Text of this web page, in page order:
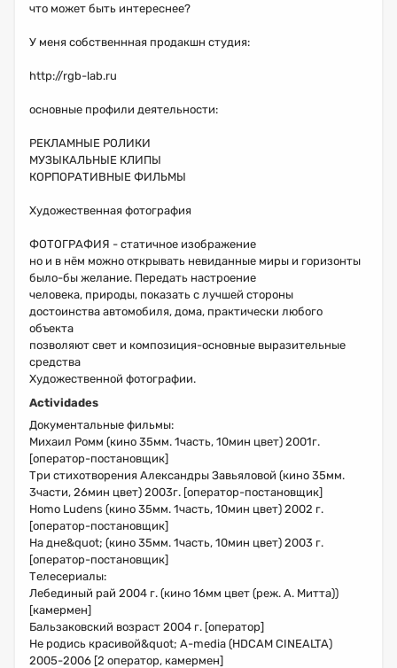
что может быть интереснее?
У меня собственнная продакшн студия:
http://rgb-lab.ru
основные профили деятельности:
РЕКЛАМНЫЕ РОЛИКИ
МУЗЫКАЛЬНЫЕ КЛИПЫ
КОРПОРАТИВНЫЕ ФИЛЬМЫ
Художественная фотография
ФОТОГРАФИЯ - статичное изображение
но и в нём можно открывать невиданные миры и горизонты
было-бы желание. Передать настроение
человека, природы, показать с лучшей стороны
достоинства автомобиля, дома, практически любого
объекта
позволяют свет и композиция-основные выразительные
средства
Художественной фотографии.
Actividades
Документальные фильмы:
Михаил Ромм (кино 35мм. 1часть, 10мин цвет) 2001г.
[оператор-постановщик]
Три стихотворения Александры Завьяловой (кино 35мм.
3части, 26мин цвет) 2003г. [оператор-постановщик]
Homo Ludens (кино 35мм. 1часть, 10мин цвет) 2002 г.
[оператор-постановщик]
На дне&quot; (кино 35мм. 1часть, 10мин цвет) 2003 г.
[оператор-постановщик]
Телесериалы:
Лебединый рай 2004 г. (кино 16мм цвет (реж. А. Митта))
[камермен]
Бальзаковский возраст 2004 г. [оператор]
Не родись красивой&quot; A-media (HDCAM CINEALTA)
2005-2006 [2 оператор, камермен]